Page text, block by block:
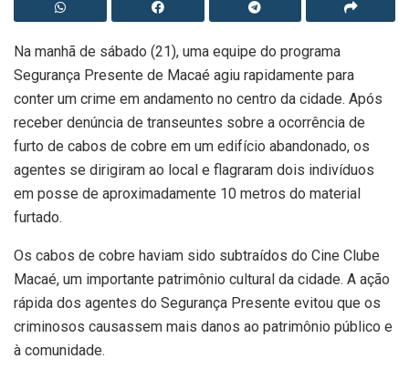
Na manhã de sábado (21), uma equipe do programa
Segurança Presente de Macaé agiu rapidamente para
conter um crime em andamento no centro da cidade. Após
receber denúncia de transeuntes sobre a ocorrência de
furto de cabos de cobre em um edifício abandonado, os
agentes se dirigiram ao local e flagraram dois indivíduos
em posse de aproximadamente 10 metros do material
furtado.
Os cabos de cobre haviam sido subtraídos do Cine Clube
Macaé, um importante patrimônio cultural da cidade. A ação
rápida dos agentes do Segurança Presente evitou que os
criminosos causassem mais danos ao patrimônio público e
à comunidade.